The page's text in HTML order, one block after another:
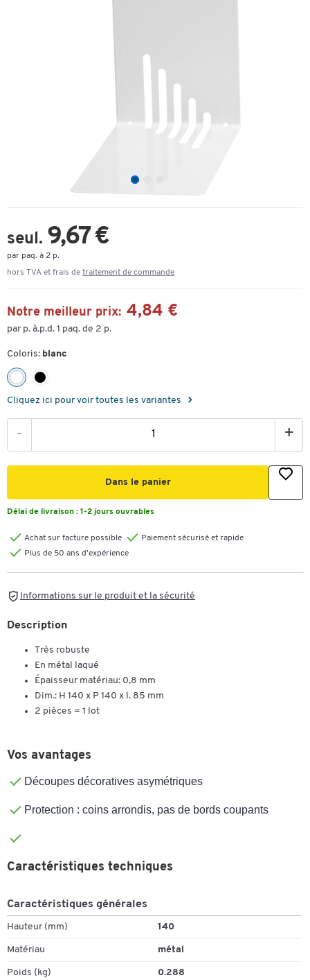
seul. 9,67 €
par paq. à 2 p.
hors TVA et frais de traitement de commande
Notre meilleur prix: 4,84 €
par p. à.p.d. 1 paq. de 2 p.
Coloris: blanc
Cliquez ici pour voir toutes les variantes
- +
Dans le panier
Délai de livraison : 1-2 jours ouvrables
Achat sur facture possible
Paiement sécurisé et rapide
Plus de 50 ans d'expérience
Informations sur le produit et la sécurité
Description
Très robuste
En métal laqué
Épaisseur matériau: 0,8 mm
Dim.: H 140 x P 140 x l. 85 mm
2 pièces = 1 lot
Vos avantages
Découpes décoratives asymétriques
Protection : coins arrondis, pas de bords coupants
Caractéristiques techniques
Caractéristiques générales
Hauteur (mm) 140
Matériau métal
Poids (kg) 0.288